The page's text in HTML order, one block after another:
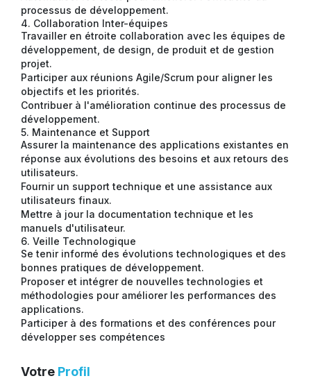
processus de développement.
4. Collaboration Inter-équipes
Travailler en étroite collaboration avec les équipes de
développement, de design, de produit et de gestion
projet.
Participer aux réunions Agile/Scrum pour aligner les
objectifs et les priorités.
Contribuer à l'amélioration continue des processus de
développement.
5. Maintenance et Support
Assurer la maintenance des applications existantes en
réponse aux évolutions des besoins et aux retours des
utilisateurs.
Fournir un support technique et une assistance aux
utilisateurs finaux.
Mettre à jour la documentation technique et les
manuels d'utilisateur.
6. Veille Technologique
Se tenir informé des évolutions technologiques et des
bonnes pratiques de développement.
Proposer et intégrer de nouvelles technologies et
méthodologies pour améliorer les performances des
applications.
Participer à des formations et des conférences pour
développer ses compétences
Votre Profil